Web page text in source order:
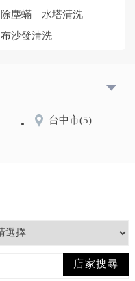
除塵蟎
水塔清洗
布沙發清洗
台中市(5)